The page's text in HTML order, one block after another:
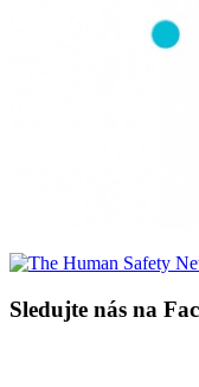
Sledujte nás na